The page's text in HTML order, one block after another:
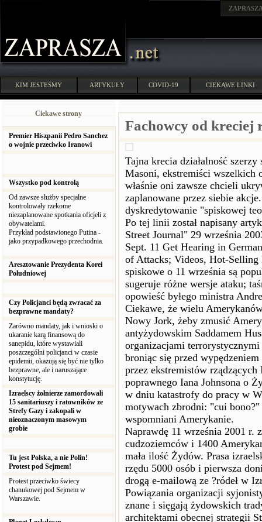
KIM JESTEŚMY ARTYKUŁY COVID-19 CIEKAWE LINKI
Ciekawe strony
Premier Hiszpanii Pedro Sanchez
o wojnie przeciwko Iranowi
Wszystko pod kontrolą
Od zawsze służby specjalne
kontrolowały rzekome
niezaplanowane spotkania oficjeli z
obywatelami.
Przykład podstawionego Putina -
jako przypadkowego przechodnia.
Aresztowanie Prezydenta Korei
Południowej
Czy Policjanci będą zwracać za
bezprawne mandaty?
Zarówno mandaty, jak i wnioski o
ukaranie karą finansową do
sanepidu, które wystawiali
poszczególni policjanci w czasie
epidemii, okazują się być nie tylko
bezprawne, ale i naruszające
konstytucję.
Izraelscy żołnierze zamordowali
15 sanitariuszy i ratowników ze
Strefy Gazy i zakopali w
nieoznaczonym masowym
grobie
Tu jest Polska, a nie Polin!
Protest pod Sejmem!
Protest przeciwko świecy
chanukowej pod Sejmem w
Warszawie.
Fachowcy od kreciej
Tajna krecia działalność
Masoni, ekstremiści
właśnie oni zawsze chcieli
zaplanowane przez siebie
dyskredytowanie "spiskowej
Po tej linii został napisany
Street Journal" 29 września
Sept. 11 Get Hearing in
of Attacks; Videos, Hot-
spiskowe o 11 września są
sugeruje różne wersje ataku;
opowieść byłego ministra
Ciekawe, że wielu
Nowy Jork, żeby zmusić
antyżydowskim Saddamem
organizacjami
broniąc się przed
przez ekstremistów
poprawnego Iana Johnsona o
w dniu katastrofy do pracy w
motywach zbrodni: "cui
wspomniani Amerykanie.
Naprawdę 11 września 2001 r.
cudzoziemców i 1400
mała ilość Żydów. Prasa
rzędu 5000 osób i pierwsza
drogą e-mailową ze ?ródeł w
Powiązania organizacji
znane i sięgają żydowskich
architektami obecnej strategii